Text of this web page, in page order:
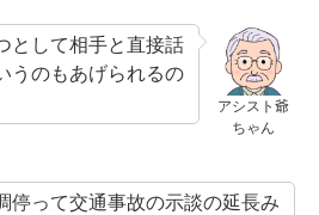
アシスト爺
ちゃん
として相手と直接話
うのもあげられるの
停って交通事故の示談の延長み